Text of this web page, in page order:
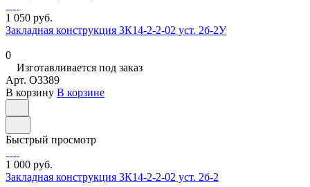
1 050 руб.
Закладная конструкция ЗК14-2-2-02 уст. 2б-2У
0
Изготавливается под заказ
Арт. O3389
В корзину В корзине
Быстрый просмотр
1 000 руб.
Закладная конструкция ЗК14-2-2-02 уст. 2б-2